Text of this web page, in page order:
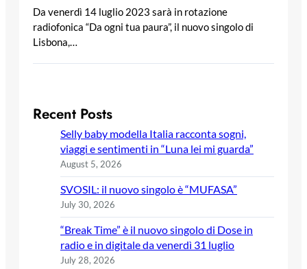
Da venerdì 14 luglio 2023 sarà in rotazione
radiofonica “Da ogni tua paura”, il nuovo singolo di
Lisbona,…
Recent Posts
Selly baby modella Italia racconta sogni,
viaggi e sentimenti in “Luna lei mi guarda”
August 5, 2026
SVOSIL: il nuovo singolo è “MUFASA”
July 30, 2026
“Break Time” è il nuovo singolo di Dose in
radio e in digitale da venerdì 31 luglio
July 28, 2026